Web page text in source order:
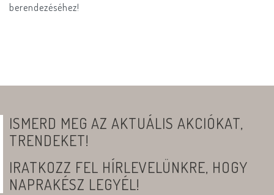
berendezéséhez!
ISMERD MEG AZ AKTUÁLIS AKCIÓKAT,
TRENDEKET!
IRATKOZZ FEL HÍRLEVELÜNKRE, HOGY
NAPRAKÉSZ LEGYÉL!